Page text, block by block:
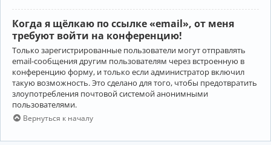
Когда я щёлкаю по ссылке «email», от меня
требуют войти на конференцию!
Только зарегистрированные пользователи могут отправлять
email-сообщения другим пользователям через встроенную в
конференцию форму, и только если администратор включил
такую возможность. Это сделано для того, чтобы предотвратить
злоупотребления почтовой системой анонимными
пользователями.
Вернуться к началу